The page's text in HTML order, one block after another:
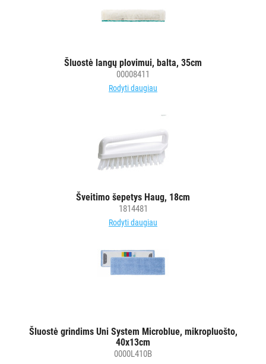
Šluostė langų plovimui, balta, 35cm
00008411
Rodyti daugiau
Šveitimo šepetys Haug, 18cm
1814481
Rodyti daugiau
Šluostė grindims Uni System Microblue, mikropluošto,
40x13cm
0000L410B